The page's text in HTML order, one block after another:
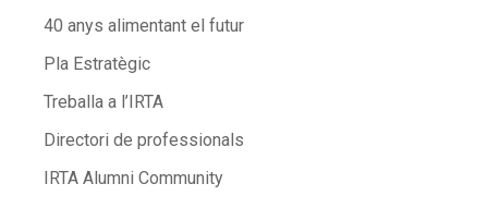
40 anys alimentant el futur
Pla Estratègic
Treballa a l’IRTA
Directori de professionals
IRTA Alumni Community